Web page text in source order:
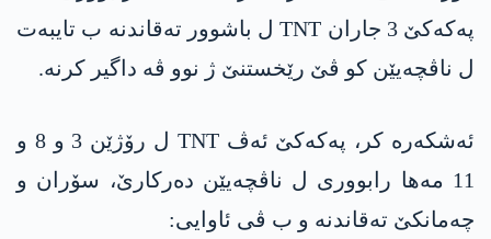
په‌كه‌كێ 3 جاران TNT ل باشوور ته‌قاندنه‌ ب تایبه‌ت
ل ناڤچه‌یێن كو ڤێ رێخستنێ ژ نوو ڤه‌ داگیر كرنه‌.
ئه‌شكه‌ره‌ كر، په‌كه‌كێ ئه‌ڤ TNT ل رۆژێن 3 و 8 و
11 مه‌ها رابووری ل ناڤچه‌یێن ده‌ركارێ، سۆران و
چه‌مانكێ ته‌قاندنه‌ و ب ڤی ئاوایی: